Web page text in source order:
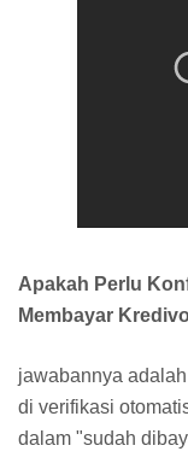
Apakah Perlu
Membayar
jawabannya
di verifikasi
dalam "sudah